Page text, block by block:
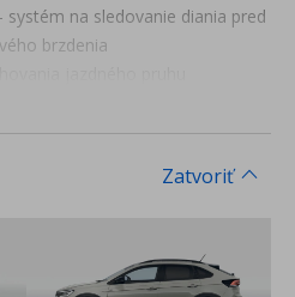
systém na sledovanie diania pred
brzdenia
vodiča
optimalizované, 3
detských sedačiek na sedadle
Zatvoriť